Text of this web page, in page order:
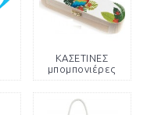
ΚΑΣΕΤΙΝΕΣ
μπομπονιέρες